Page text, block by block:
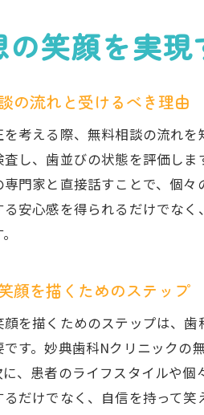
の笑顔を実
の流れと受けるべき理由
考える際、無料相談の流れ
し、歯並びの状態を評価し
専門家と直接話すことで、個
安心感を得られるだけでな
顔を描くためのステップ
を描くためのステップは、
です。妙典歯科Nクリニック
に、患者のライフスタイルや
るだけでなく、自信を持って